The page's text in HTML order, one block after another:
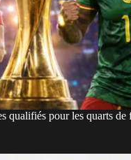
qualifiés pour les quarts de